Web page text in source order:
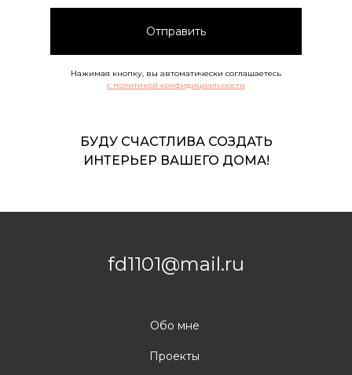
Отправить
Нажимая кнопку, вы автоматически соглашаетесь
с политикой конфидициальности
БУДУ СЧАСТЛИВА СОЗДАТЬ
ИНТЕРЬЕР ВАШЕГО ДОМА!
fd1101@mail.ru
Обо мне
Проекты